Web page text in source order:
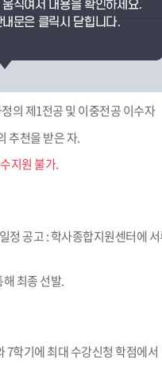
의 제1전공 및 이중전공 이수자
추천을 받은 자.
지원 불가.
정 공고 : 학사종합지원센터에
최종 선발.
7학기에 최대 수강신청 학점에서